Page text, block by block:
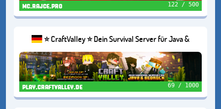
mc.rajce.pro 122 / 500
⭐ CraftValley ⭐ Dein Survival Server für Java &
Bedrock ❤️
play.craftvalley.de 69 / 1000